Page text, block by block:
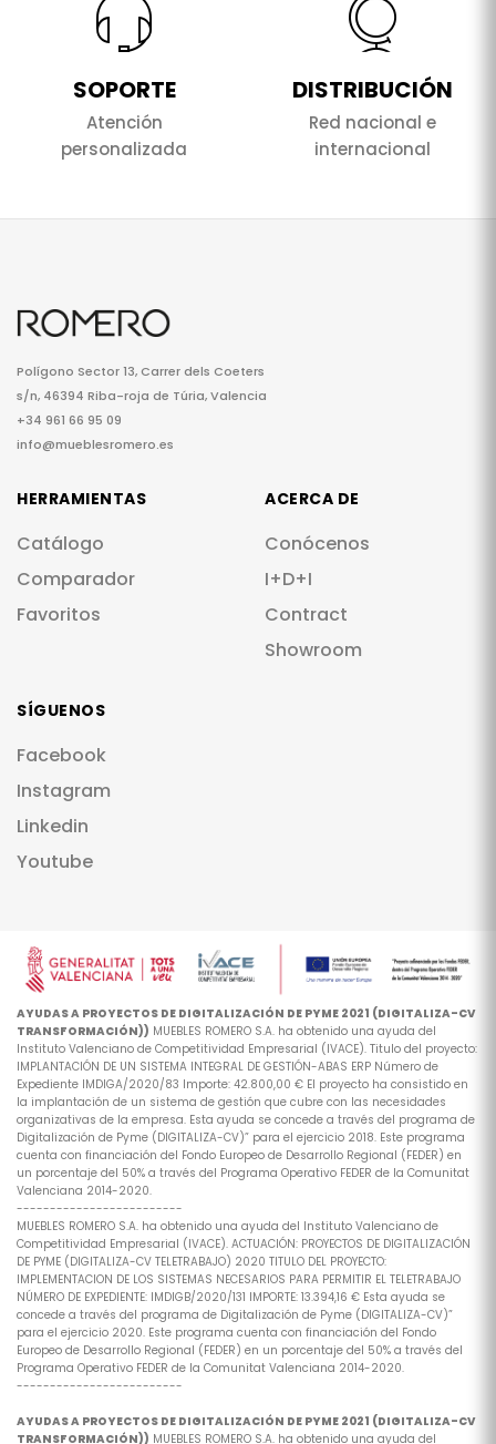
SOPORTE
Atención
personalizada
DISTRIBUCIÓN
Red nacional e
internacional
Polígono Sector 13, Carrer dels Coeters
s/n, 46394 Riba-roja de Túria, Valencia
+34 961 66 95 09
info@mueblesromero.es
HERRAMIENTAS
Catálogo
Comparador
Favoritos
ACERCA DE
Conócenos
I+D+I
Contract
Showroom
SÍGUENOS
Facebook
Instagram
Linkedin
Youtube
AYUDAS A PROYECTOS DE DIGITALIZACIÓN DE PYME 2021 (DIGITALIZA-CV
TRANSFORMACIÓN)) MUEBLES ROMERO S.A. ha obtenido una ayuda del
Instituto Valenciano de Competitividad Empresarial (IVACE). Titulo del proyecto:
IMPLANTACIÓN DE UN SISTEMA INTEGRAL DE GESTIÓN-ABAS ERP Número de
Expediente IMDIGA/2020/83 Importe: 42.800,00 € El proyecto ha consistido en
la implantación de un sistema de gestión que cubre con las necesidades
organizativas de la empresa. Esta ayuda se concede a través del programa de
Digitalización de Pyme (DIGITALIZA-CV)” para el ejercicio 2018. Este programa
cuenta con financiación del Fondo Europeo de Desarrollo Regional (FEDER) en
un porcentaje del 50% a través del Programa Operativo FEDER de la Comunitat
Valenciana 2014-2020.
-------------------------
MUEBLES ROMERO S.A. ha obtenido una ayuda del Instituto Valenciano de
Competitividad Empresarial (IVACE). ACTUACIÓN: PROYECTOS DE DIGITALIZACIÓN
DE PYME (DIGITALIZA-CV TELETRABAJO) 2020 TITULO DEL PROYECTO:
IMPLEMENTACION DE LOS SISTEMAS NECESARIOS PARA PERMITIR EL TELETRABAJO
NÚMERO DE EXPEDIENTE: IMDIGB/2020/131 IMPORTE: 13.394,16 € Esta ayuda se
concede a través del programa de Digitalización de Pyme (DIGITALIZA-CV)”
para el ejercicio 2020. Este programa cuenta con financiación del Fondo
Europeo de Desarrollo Regional (FEDER) en un porcentaje del 50% a través del
Programa Operativo FEDER de la Comunitat Valenciana 2014-2020.
-------------------------
AYUDAS A PROYECTOS DE DIGITALIZACIÓN DE PYME 2021 (DIGITALIZA-CV
TRANSFORMACIÓN)) MUEBLES ROMERO S.A. ha obtenido una ayuda del